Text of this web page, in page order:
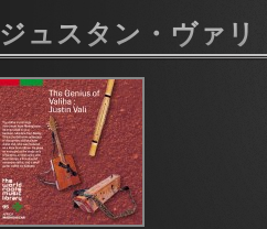
ジュスタン・ヴァリ